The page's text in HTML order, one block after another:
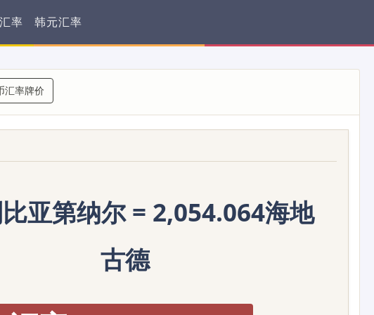
率 韩元汇率
汇率牌价
亚第纳尔 = 2,054.064海地
古德